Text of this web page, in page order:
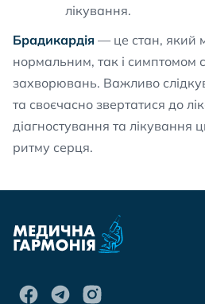
лікування.
Брадикардія — це стан, який
нормальним, так і симптомом
захворювань. Важливо
та своєчасно звертатися до
діагностування та лікування
ритму серця.